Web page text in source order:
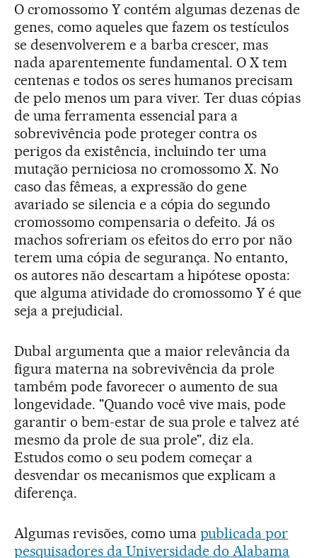
O cromossomo Y contém algumas dezenas de
genes, como aqueles que fazem os testículos
se desenvolverem e a barba crescer, mas
nada aparentemente fundamental. O X tem
centenas e todos os seres humanos precisam
de pelo menos um para viver. Ter duas cópias
de uma ferramenta essencial para a
sobrevivência pode proteger contra os
perigos da existência, incluindo ter uma
mutação perniciosa no cromossomo X. No
caso das fêmeas, a expressão do gene
avariado se silencia e a cópia do segundo
cromossomo compensaria o defeito. Já os
machos sofreriam os efeitos do erro por não
terem uma cópia de segurança. No entanto,
os autores não descartam a hipótese oposta:
que alguma atividade do cromossomo Y é que
seja a prejudicial.
Dubal argumenta que a maior relevância da
figura materna na sobrevivência da prole
também pode favorecer o aumento de sua
longevidade. "Quando você vive mais, pode
garantir o bem-estar de sua prole e talvez até
mesmo da prole de sua prole", diz ela.
Estudos como o seu podem começar a
desvendar os mecanismos que explicam a
diferença.
Algumas revisões, como uma publicada por
pesquisadores da Universidade do Alabama